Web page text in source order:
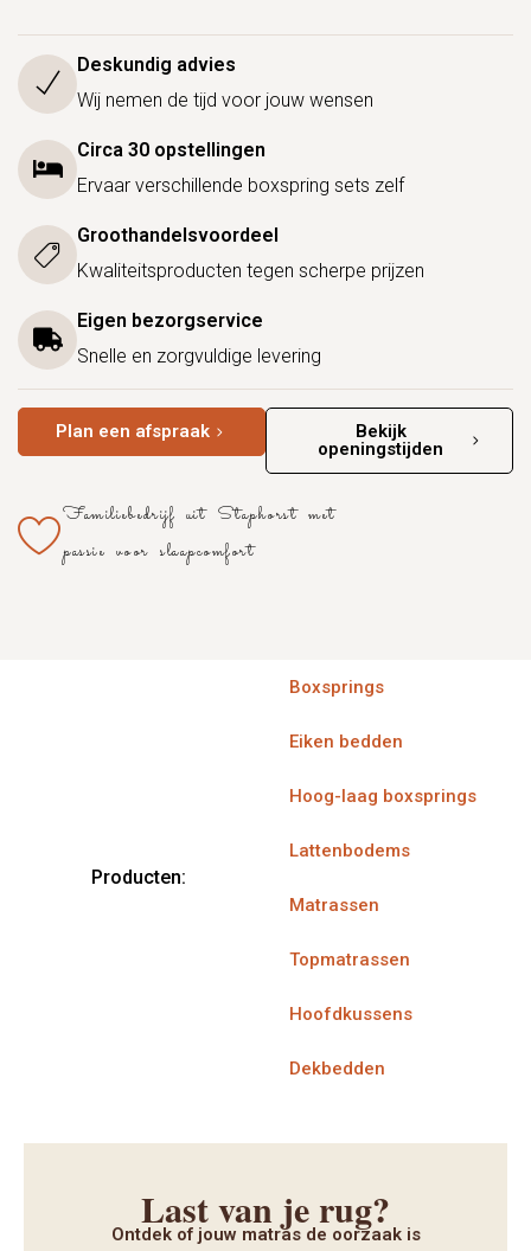
Deskundig advies
Wij nemen de tijd voor jouw wensen
Circa 30 opstellingen
Ervaar verschillende boxspring sets zelf
Groothandelsvoordeel
Kwaliteitsproducten tegen scherpe prijzen
Eigen bezorgservice
Snelle en zorgvuldige levering
Plan een afspraak
Bekijk
openingstijden
Familiebedrijf uit Staphorst met
passie voor slaapcomfort
Producten:
Boxsprings
Eiken bedden
Hoog-laag boxsprings
Lattenbodems
Matrassen
Topmatrassen
Hoofdkussens
Dekbedden
Last van je rug?
Ontdek of jouw matras de oorzaak is